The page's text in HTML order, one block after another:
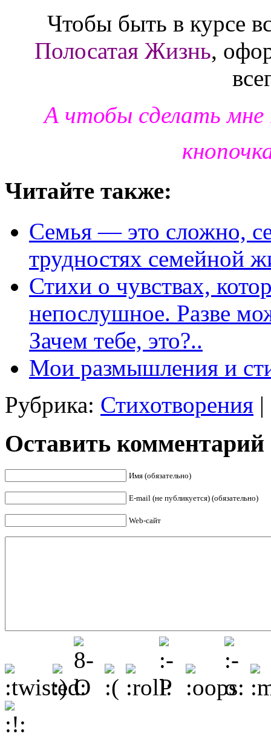
Чтобы быть в курсе
Полосатая Жизнь,
А чтобы сделать
Читайте также:
Семья — это сложно,
трудностях семейной
Стихи о чувствах,
непослушное. Разве
Зачем тебе, это?..
Мои размышления и
Рубрика: Стихотворения |
Оставить комментарий
Имя (обязательно)
E-mail (не публикуется) (обязательно)
Web-сайт